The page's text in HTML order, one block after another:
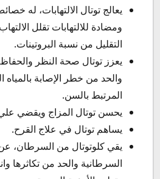
يعالج توتال الالتهابات، له
ومضادة للالتهابات تقلل
التقليل من نسبة البروتينات.
يعزز توتال صحة النظر
والحد من خطر الإصابة بالمياه
المرتبط بالسن.
يحسن توتال المزاج ويقضي
يساهم توتال في علاج القرح.
يقي كلوتوتال من السرطان،
السرطانية والحد من تكاثرها